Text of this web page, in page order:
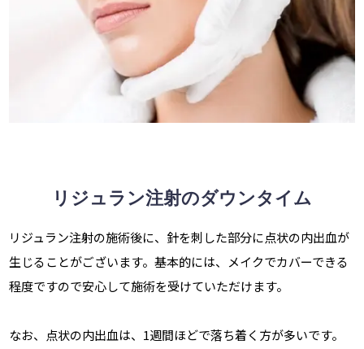
リジュラン注射のダウンタイム
リジュラン注射の施術後に、針を刺した部分に点状の内出血が
生じることがございます。基本的には、メイクでカバーできる
程度ですので安心して施術を受けていただけます。
なお、点状の内出血は、1週間ほどで落ち着く方が多いです。